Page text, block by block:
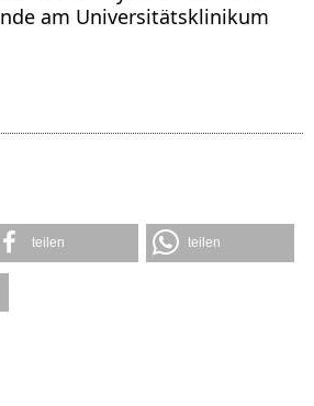
am Universitätsklinikum
teilen teilen